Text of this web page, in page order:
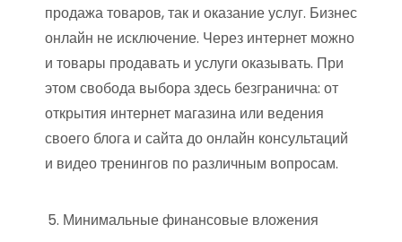
продажа товаров, так и оказание услуг. Бизнес
онлайн не исключение. Через интернет можно
и товары продавать и услуги оказывать. При
этом свобода выбора здесь безгранична: от
открытия интернет магазина или ведения
своего блога и сайта до онлайн консультаций
и видео тренингов по различным вопросам.
Минимальные финансовые вложения